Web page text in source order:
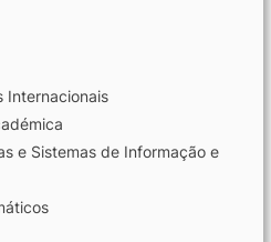
e cookies
Superior de Contabilidade e Administração de
Internacionais
e Sistemas de Informação e